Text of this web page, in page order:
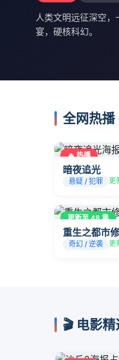
人类文明远征深空
宴，硬核科幻。
全网热播
🔥 热播
暗夜追光
悬疑 / 犯罪 更
更新至 48 集
重生之都市
奇幻 / 逆袭 更
🎬 电影精